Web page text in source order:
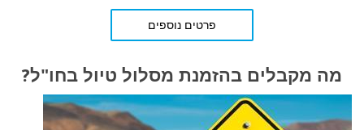
פרטים נוספים
מה מקבלים בהזמנת מסלול טיול בחו"ל?